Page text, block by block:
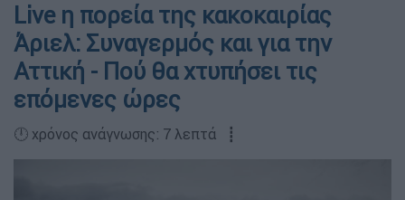
Live η πορεία της κακοκαιρίας
Άριελ: Συναγερμός και για την
Αττική - Πού θα χτυπήσει τις
επόμενες ώρες
🕛 χρόνος ανάγνωσης: 7 λεπτά ┋